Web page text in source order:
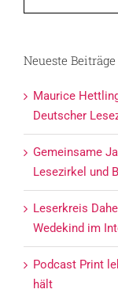
Neueste Beiträge
Maurice
Deutscher
Gemeinsame
Lesezirkel und
Leserkreis
Wedekind im
Podcast Print
hält